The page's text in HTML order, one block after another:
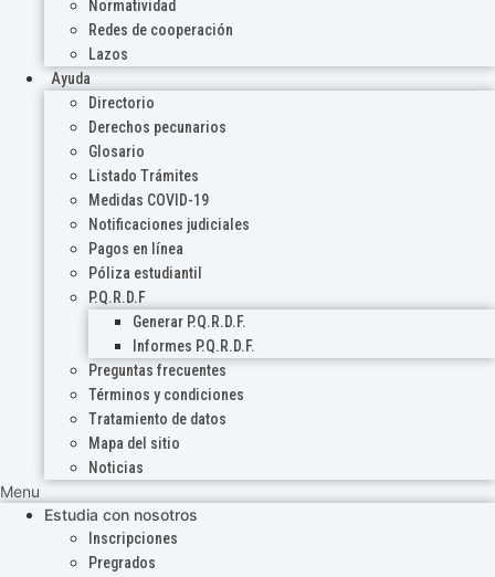
Normatividad
Redes de cooperación
Lazos
Ayuda
Directorio
Derechos pecunarios
Glosario
Listado Trámites
Medidas COVID-19
Notificaciones judiciales
Pagos en línea
Póliza estudiantil
P.Q.R.D.F
Generar P.Q.R.D.F.
Informes P.Q.R.D.F.
Preguntas frecuentes
Términos y condiciones
Tratamiento de datos
Mapa del sitio
Noticias
Menu
Estudia con nosotros
Inscripciones
Pregrados